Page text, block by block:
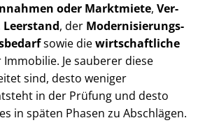
oder Marktmiete, Ver­
Leerstand, der Modernisierungs-
sowie diewirtschaftliche
Immobilie. Je sauberer diese
sind, desto weniger
in der Prüfung und desto
in späten Phasen zu Abschlägen.